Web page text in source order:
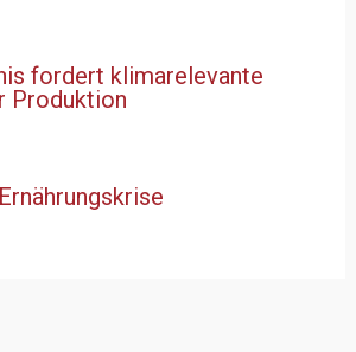
fordert klimarelevante
Produktion